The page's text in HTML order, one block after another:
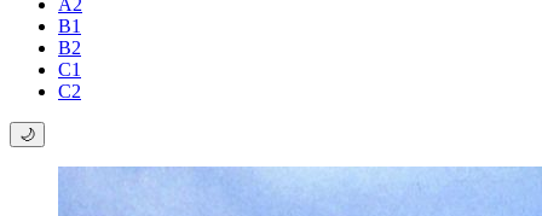
A2
B1
B2
C1
C2
🌙